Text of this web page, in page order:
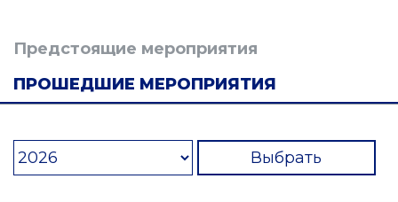
Предстоящие мероприятия
ПРОШЕДШИЕ МЕРОПРИЯТИЯ
Выбрать